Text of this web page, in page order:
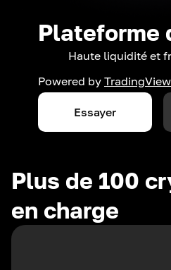
Plateforme
Haute liquidité et
Powered by TradingView
Essayer
Plus de 100
en charge